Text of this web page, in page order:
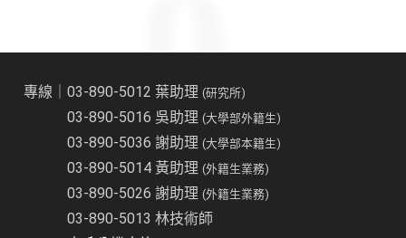
專線｜03-890-5012 葉助理(研究所)
03-890-5016 吳助理(大學部外籍生)
03-890-5036 謝助理(大學部本籍生)
03-890-5014 黃助理(外籍生業務)
03-890-5026 謝助理(外籍生業務)
03-890-5013 林技術師